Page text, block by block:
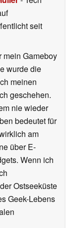
seit
mein Gameboy
wurde die
meinen
geschehen.
nie wieder
bedeutet für
am
über E-
Wenn ich
Ostseeküste
Geek-Lebens